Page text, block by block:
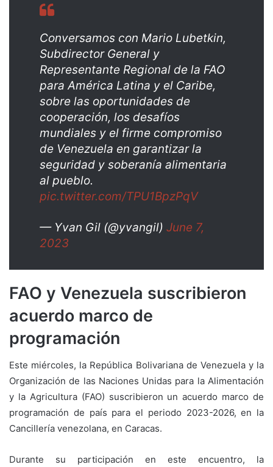
Conversamos con Mario Lubetkin,
Subdirector General y
Representante Regional de la FAO
para América Latina y el Caribe,
sobre las oportunidades de
cooperación, los desafíos
mundiales y el firme compromiso
de Venezuela en garantizar la
seguridad y soberanía alimentaria
al pueblo.
pic.twitter.com/TPU1BpzPqV
— Yvan Gil (@yvangil) June 7,
2023
FAO y Venezuela suscribieron
acuerdo marco de
programación
Este miércoles, la República Bolivariana de Venezuela y la
Organización de las Naciones Unidas para la Alimentación
y la Agricultura (FAO) suscribieron un acuerdo marco de
programación de país para el periodo 2023-2026, en la
Cancillería venezolana, en Caracas.
Durante su participación en este encuentro, la